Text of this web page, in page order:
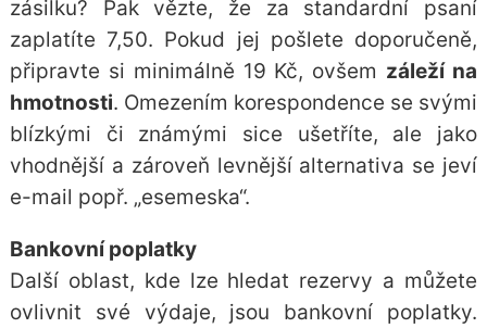
zásilku? Pak vězte, že za standardní psaní
zaplatíte 7,50. Pokud jej pošlete doporučeně,
připravte si minimálně 19 Kč, ovšem záleží na
hmotnosti. Omezením korespondence se svými
blízkými či známými sice ušetříte, ale jako
vhodnější a zároveň levnější alternativa se jeví
e-mail popř. „esemeska“.
Bankovní poplatky
Další oblast, kde lze hledat rezervy a můžete
ovlivnit své výdaje, jsou bankovní poplatky.